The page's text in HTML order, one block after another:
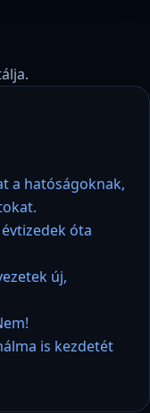
a hatóságoknak,
óta
új,
is kezdetét